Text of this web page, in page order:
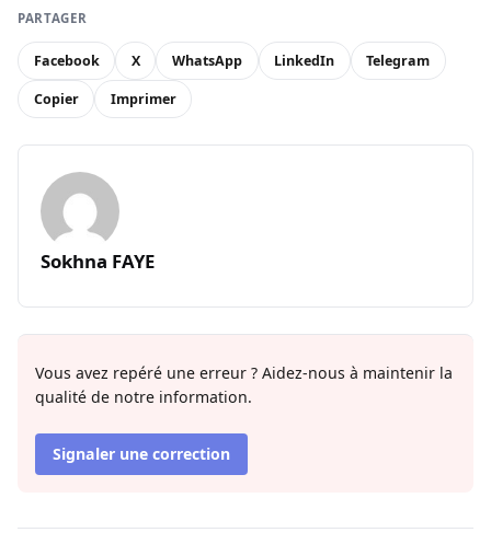
PARTAGER
Facebook X WhatsApp LinkedIn Telegram
Copier Imprimer
Sokhna FAYE
Vous avez repéré une erreur ? Aidez-nous à maintenir la
qualité de notre information.
Signaler une correction